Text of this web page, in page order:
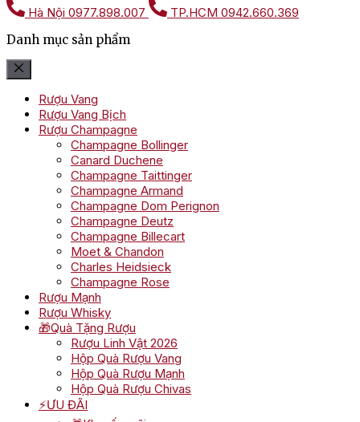
Hà Nội 0977.898.007 TP.HCM 0942.660.369
Danh mục sản phẩm
Rượu Vang
Rượu Vang Bịch
Rượu Champagne
Champagne Bollinger
Canard Duchene
Champagne Taittinger
Champagne Armand
Champagne Dom Perignon
Champagne Deutz
Champagne Billecart
Moet & Chandon
Charles Heidsieck
Champagne Rose
Rượu Mạnh
Rượu Whisky
🎁Quà Tặng Rượu
Rượu Linh Vật 2026
Hộp Quà Rượu Vang
Hộp Quà Rượu Mạnh
Hộp Quà Rượu Chivas
⚡ƯU ĐÃI